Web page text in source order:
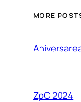
MORE
ZpC 2024